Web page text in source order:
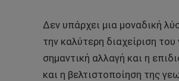
Δεν υπάρχει μια μοναδική
την καλύτερη διαχείριση
σημαντική αλλαγή και η
και η βελτιστοποίηση της